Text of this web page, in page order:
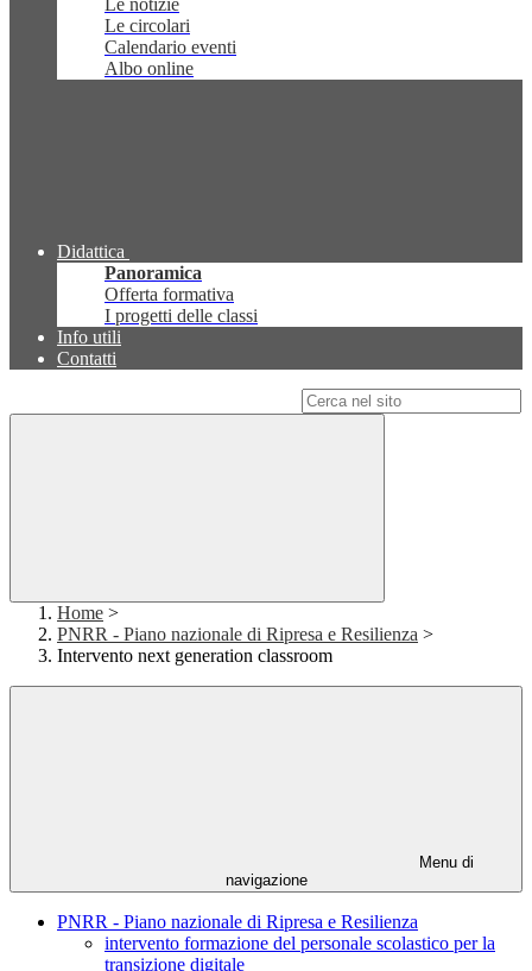
Le notizie
Le circolari
Calendario eventi
Albo online
Didattica
Panoramica
Offerta formativa
I progetti delle classi
Info utili
Contatti
Home >
PNRR - Piano nazionale di Ripresa e Resilienza >
Intervento next generation classroom
Menu di
navigazione
PNRR - Piano nazionale di Ripresa e Resilienza
intervento formazione del personale scolastico per la
transizione digitale